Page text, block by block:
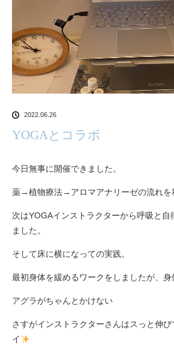
2022.06.26
YOGAとコラボ
今日無事に開催できました。
薬→植物療法→アロマアナリーゼの流れを
次はYOGAインストラクターから呼吸と自
ました。
そして床に横になっての実践。
最初身体を緩めるワークをしましたが、身
アグラがちゃんとかけない
さすがインストラクターさんはスっと伸
イ